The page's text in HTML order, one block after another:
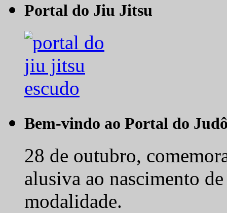
Portal do Jiu Jitsu
Bem-vindo ao Portal do
28 de outubro,
alusiva ao nascimento
modalidade.